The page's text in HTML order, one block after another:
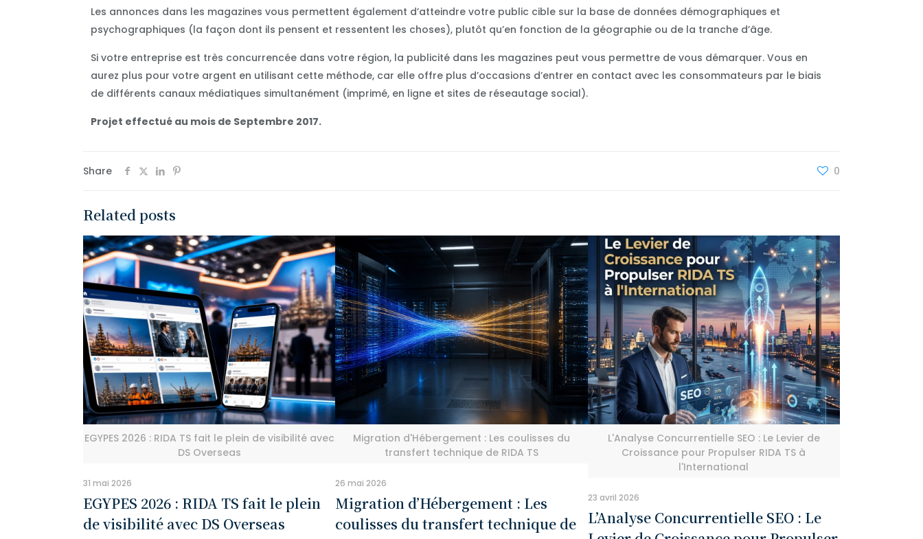
Les annonces dans les magazines vous permettent également d’atteindre votre public cible sur la base de données démographiques et
psychographiques (la façon dont ils pensent et ressentent les choses), plutôt qu’en fonction de la géographie ou de la tranche d’âge.
Si votre entreprise est très concurrencée dans votre région, la publicité dans les magazines peut vous permettre de vous démarquer. Vous en
aurez plus pour votre argent en utilisant cette méthode, car elle offre plus d’occasions d’entrer en contact avec les consommateurs par le biais
de différents canaux médiatiques simultanément (imprimé, en ligne et sites de réseautage social).
Projet effectué au mois de Septembre 2017.
Share 0
Related posts
EGYPES 2026 : RIDA TS fait le plein de visibilité avec
DS Overseas
31 mai 2026
EGYPES 2026 : RIDA TS fait le plein
de visibilité avec DS Overseas
Migration d'Hébergement : Les coulisses du
transfert technique de RIDA TS
26 mai 2026
Migration d’Hébergement : Les
coulisses du transfert technique de
L'Analyse Concurrentielle SEO : Le Levier de
Croissance pour Propulser RIDA TS à
l'International
23 avril 2026
L’Analyse Concurrentielle SEO : Le